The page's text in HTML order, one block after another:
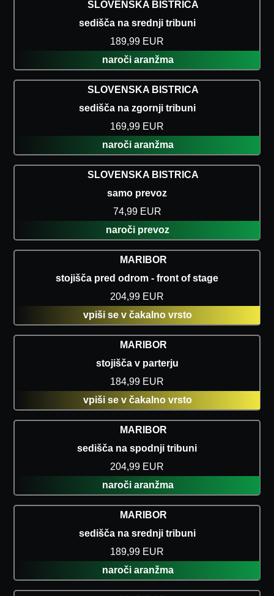
SLOVENSKA BISTRICA
sedišča na srednji tribuni
189,99 EUR
naroči aranžma
SLOVENSKA BISTRICA
sedišča na zgornji tribuni
169,99 EUR
naroči aranžma
SLOVENSKA BISTRICA
samo prevoz
74,99 EUR
naroči prevoz
MARIBOR
stojišča pred odrom - front of stage
204,99 EUR
vpiši se v čakalno vrsto
MARIBOR
stojišča v parterju
184,99 EUR
vpiši se v čakalno vrsto
MARIBOR
sedišča na spodnji tribuni
204,99 EUR
naroči aranžma
MARIBOR
sedišča na srednji tribuni
189,99 EUR
naroči aranžma